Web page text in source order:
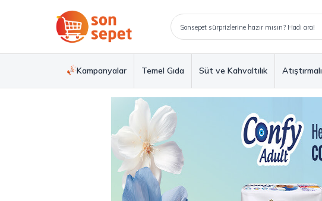
Kampanyalar Temel Gıda Süt ve Kahvaltılık